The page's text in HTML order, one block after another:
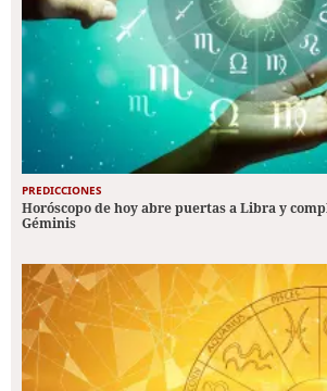
PREDICCIONES
Horóscopo de hoy abre puertas a Libra y
Géminis